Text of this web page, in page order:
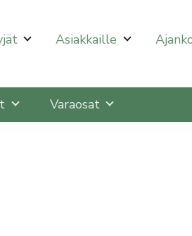
halutulle sivulle enterin
Asiakkaille
Varaosat